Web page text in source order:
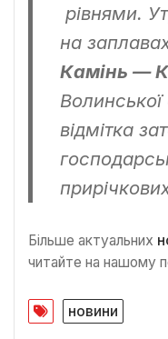
рівнями.
на
Камінь —
відмітка
Більше актуальних
читайте на нашому
новини